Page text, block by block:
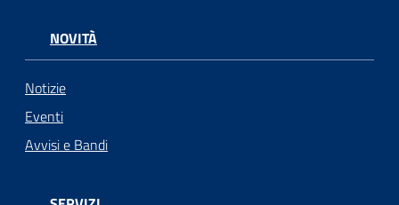
NOVITÀ
Notizie
Eventi
Avvisi e Bandi